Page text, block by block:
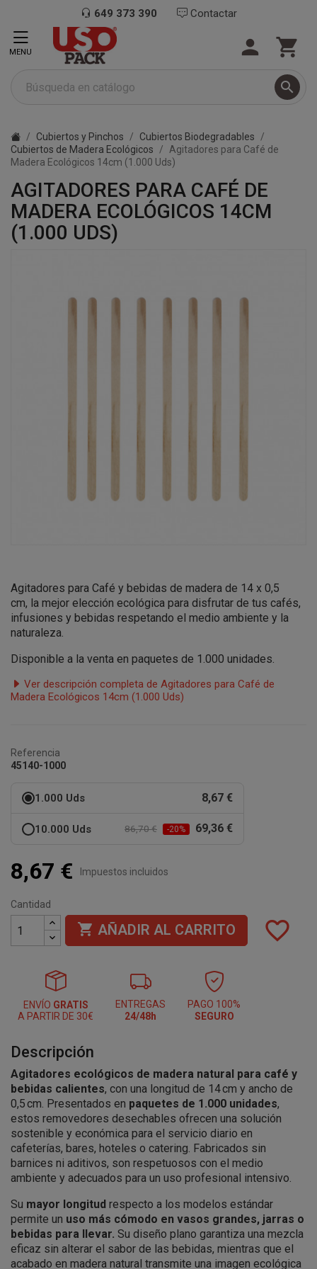
649 373 390 Contactar

 
MENU
Cubiertos y Pinchos
Cubiertos Biodegradables
Cubiertos de Madera Ecológicos
Agitadores para Café de
Madera Ecológicos 14cm (1.000 Uds)
AGITADORES PARA CAFÉ DE
MADERA ECOLÓGICOS 14CM
(1.000 UDS)
Agitadores para Café y bebidas de madera de 14 x 0,5
cm, la mejor elección ecológica para disfrutar de tus cafés,
infusiones y bebidas respetando el medio ambiente y la
naturaleza.
Disponible a la venta en paquetes de 1.000 unidades.
Ver descripción completa de Agitadores para Café de
Madera Ecológicos 14cm (1.000 Uds)
Referencia
45140-1000
1.000 Uds 8,67 €
10.000 Uds 86,70 € -20% 69,36 €
8,67 € Impuestos incluidos
Cantidad
 AÑADIR AL CARRITO favorite_border
ENVÍO GRATIS
A PARTIR DE 30€
ENTREGAS
24/48h
PAGO 100%
SEGURO
Descripción
Agitadores ecológicos de madera natural para café y
bebidas calientes, con una longitud de 14 cm y ancho de
0,5 cm. Presentados en paquetes de 1.000 unidades,
estos removedores desechables ofrecen una solución
sostenible y económica para el servicio diario en
cafeterías, bares, hoteles o catering. Fabricados sin
barnices ni aditivos, son respetuosos con el medio
ambiente y adecuados para un uso profesional intensivo.
Su mayor longitud respecto a los modelos estándar
permite un uso más cómodo en vasos grandes, jarras o
bebidas para llevar. Su diseño plano garantiza una mezcla
eficaz sin alterar el sabor de las bebidas, mientras que el
acabado en madera natural transmite una imagen ecológica